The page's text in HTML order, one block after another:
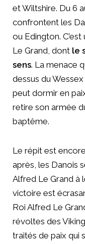
et Wiltshire. Du 6
confrontent les
ou Edington.
Le Grand, dont le
sens. La menace
dessus du
peut dormir en
retire son armée
baptême.
Le répit est
après, les Danois
Alfred Le Grand à
victoire est
Roi Alfred Le
révoltes des
traités de paix qui